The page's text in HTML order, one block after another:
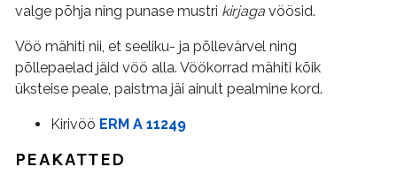
valge põhja ning punase mustri kirjaga vöösid.
Vöö mähiti nii, et seeliku- ja põllevärvel ning
põllepaelad jäid vöö alla. Vöökorrad mähiti kõik
üksteise peale, paistma jäi ainult pealmine kord.
Kirivöö ERM A 11249
PEAKATTED